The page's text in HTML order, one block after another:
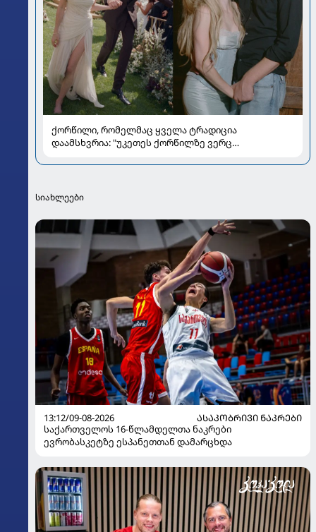
ქორწილი, რომელმაც ყველა ტრადიცია
დაამსხვრია: "უკეთეს ქორწილზე ვერც
სიახლეები
13:12/09-08-2026
ᲐᲡᲐᲙᲝᲑᲠᲘᲕᲘ ᲜᲐᲙᲠᲔᲑᲘ
საქართველოს 16-წლამდელთა ნაკრები
ევრობასკეტზე ესპანეთთან დამარცხდა